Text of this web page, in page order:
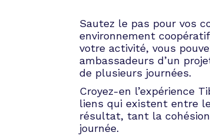
Sautez le pas pour vos
environnement
votre activité, vous
ambassadeurs d’un
de plusieurs journées.
Croyez-en l’expérience
liens qui existent entre
résultat, tant la
journée.